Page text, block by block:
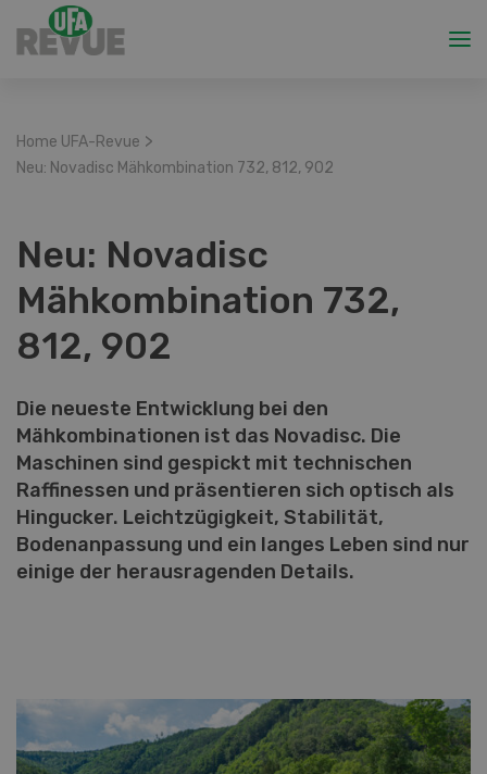
Home UFA-Revue >
Neu: Novadisc Mähkombination 732, 812, 902
Neu: Novadisc
Mähkombination 732,
812, 902
Die neueste Entwicklung bei den
Mähkombinationen ist das Novadisc. Die
Maschinen sind gespickt mit technischen
Raffinessen und präsentieren sich optisch als
Hingucker. Leichtzügigkeit, Stabilität,
Bodenanpassung und ein langes Leben sind nur
einige der herausragenden Details.